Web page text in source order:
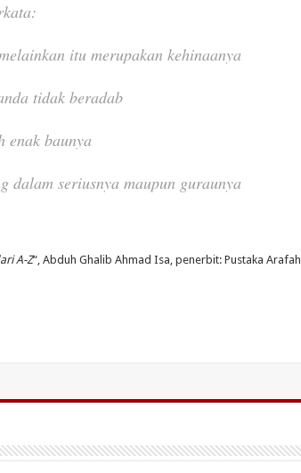
itu merupakan kehinaanya
tidak beradab
enak baunya
dalam seriusnya maupun guraunya
A-Z“, Abduh Ghalib Ahmad Isa, penerbit: Pustaka Arafah